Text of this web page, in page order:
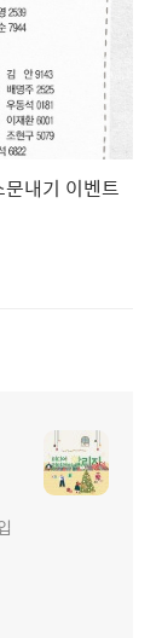
내기 이벤트